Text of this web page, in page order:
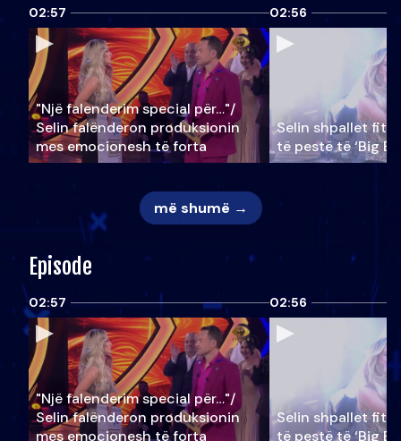
02:57
"Një falenderim special për…"/
Selin falënderon produksionin
mes emocionesh të forta
02:56
Selin shpallet
të pestë të ‘Big
më shumë →
Episode
02:57
"Një falenderim special për…"/
Selin falënderon produksionin
mes emocionesh të forta
02:56
Selin shpallet
të pestë të ‘Big